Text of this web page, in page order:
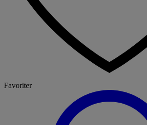
Favoriter